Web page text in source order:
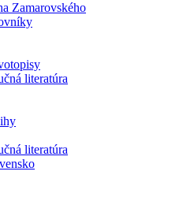
Zamarovského
literatúra
literatúra